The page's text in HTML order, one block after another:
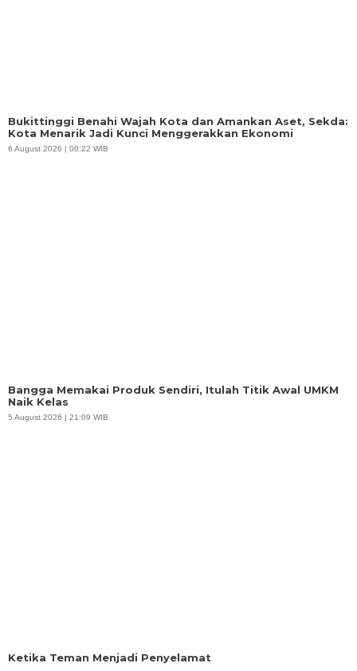
Copyright @ 2026 Sinyalnews, All Rights